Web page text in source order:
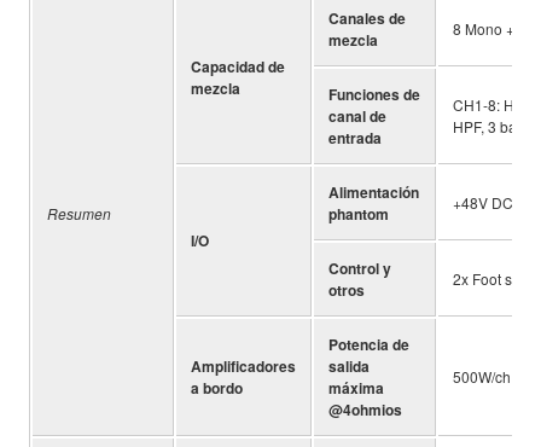
Resumen
Capacidad de
mezcla
Canales de
mezcla
8 Mono + 4
Funciones de
canal de
entrada
CH1-8: HPF,
HPF, 3 band
I/O
Alimentación
phantom
+48V DC;
Control y
otros
2x Foot
Amplificadores
a bordo
Potencia de
salida
máxima
@4ohmios
500W/ch